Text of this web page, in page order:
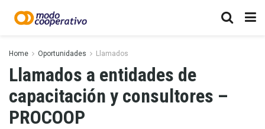
Home Oportunidades Llamados
Llamados a entidades de
capacitación y consultores –
PROCOOP